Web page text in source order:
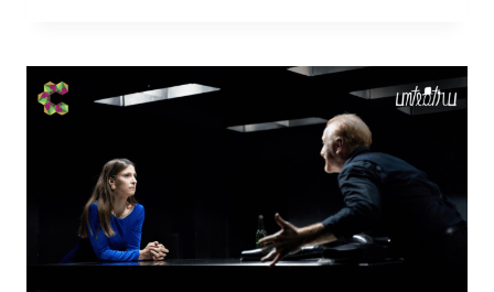
ASTFEL
ȘANSA
DESCOPĂR,
SĂ
O
ÎNȚELEG,
SĂ